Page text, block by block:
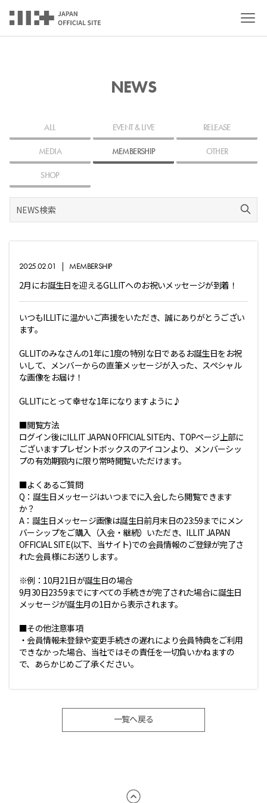
NEWS
ALL EVENT & LIVE RELEASE
MEDIA MEMBERSHIP OTHER
SHOP
2025.02.01 MEMBERSHIP
2月にお誕生日を迎えるGLLITへのお祝いメッセージが到着！
いつもILLITに温かいご声援をいただき、誠にありがとうござい
ます。
GLLITのみなさんの1年に1度の特別な日であるお誕生日をお祝
いして、メンバーからの直筆メッセージが入った、スペシャル
な画像をお届け！
GLLITにとって幸せな1年になりますように♪
■閲覧方法
ログイン後にILLIT JAPAN OFFICIAL SITE内、TOPページ上部に
ございますプレゼントボックスのアイコンより、メンバーシッ
プの有効期限内に限り常時閲覧いただけます。
■よくあるご質問
Q：誕生日メッセージはいつまでに入会したら閲覧できます
か？
A：誕生日メッセージ画像は誕生日前月末日の23:59までにメン
バーシップをご購入（入会・継続）いただき、ILLIT JAPAN
OFFICIAL SITE(以下、当サイト)での会員情報のご登録が完了さ
れた会員様にお送りします。
※例：10月21日が誕生日の場合
9月30日23:59までにすべての手続きが完了された場合に誕生日
メッセージが誕生月の1日から表示されます。
■その他注意事項
・会員情報未登録や変更手続きの遅れにより会員特典をご利用
できなかった場合、当社ではその責任を一切負いかねますの
で、あらかじめご了承ください。
一覧へ戻る